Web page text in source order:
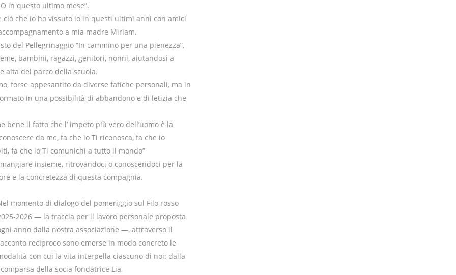
in questo ultimo mese”.
che io ho vissuto io in questi ultimi anni con amici
a mia madre Miriam.
del Pellegrinaggio “In cammino per una pienezza”,
bambini, ragazzi, genitori, nonni, aiutandosi a
alta del parco della scuola.
forse appesantito da diverse fatiche personali, ma in
in una possibilità di abbandono e di letizia che
il fatto che l’ impeto più vero dell’uomo è la
da me, fa che io Ti riconosca, fa che io
fa che io Ti comunichi a tutto il mondo”
insieme, ritrovandoci o conoscendoci per la
e la concretezza di questa compagnia.
momento di dialogo del pomeriggio sul Filo rosso
2026 — la traccia per il lavoro personale proposta
anno dalla nostra associazione —, attraverso il
reciproco sono emerse in modo concreto le
con cui la vita interpella ciascuno di noi: dalla
della socia fondatrice Lia,